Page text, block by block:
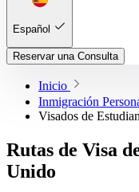
Español
Reservar una Consulta
Inicio
Inmigración
Visados de
Rutas de Visa
Unido